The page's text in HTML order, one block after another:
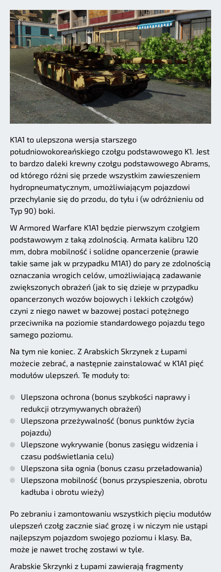
K1A1 to ulepszona wersja starszego
południowokoreańskiego czołgu podstawowego K1. Jest
to bardzo daleki krewny czołgu podstawowego Abrams,
od którego różni się przede wszystkim zawieszeniem
hydropneumatycznym, umożliwiającym pojazdowi
przechylanie się do przodu, do tyłu i (w odróżnieniu od
Typ 90) boki.
W Armored Warfare K1A1 będzie pierwszym czołgiem
podstawowym z taką zdolnością. Armata kalibru 120
mm, dobra mobilność i solidne opancerzenie (prawie
takie same jak w przypadku M1A1) do pary ze zdolnością
oznaczania wrogich celów, umożliwiającą zadawanie
zwiększonych obrażeń (jak to się dzieje w przypadku
opancerzonych wozów bojowych i lekkich czołgów)
czyni z niego nawet w bazowej postaci potężnego
przeciwnika na poziomie standardowego pojazdu tego
samego poziomu.
Na tym nie koniec. Z Arabskich Skrzynek z Łupami
możecie zebrać, a następnie zainstalować w K1A1 pięć
modułów ulepszeń. Te moduły to:
Ulepszona ochrona (bonus szybkości naprawy i
redukcji otrzymywanych obrażeń)
Ulepszona przeżywalność (bonus punktów życia
pojazdu)
Ulepszone wykrywanie (bonus zasięgu widzenia i
czasu podświetlania celu)
Ulepszona siła ognia (bonus czasu przeładowania)
Ulepszona mobilność (bonus przyspieszenia, obrotu
kadłuba i obrotu wieży)
Po zebraniu i zamontowaniu wszystkich pięciu modułów
ulepszeń czołg zacznie siać grozę i w niczym nie ustąpi
najlepszym pojazdom swojego poziomu i klasy. Ba,
może je nawet trochę zostawi w tyle.
Arabskie Skrzynki z Łupami zawierają fragmenty